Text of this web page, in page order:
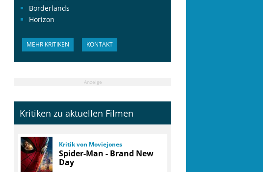
Borderlands
Horizon
MEHR KRITIKEN KONTAKT
Anzeige
Kritiken zu aktuellen Filmen
Kritik von Moviejones
Spider-Man - Brand New
Day